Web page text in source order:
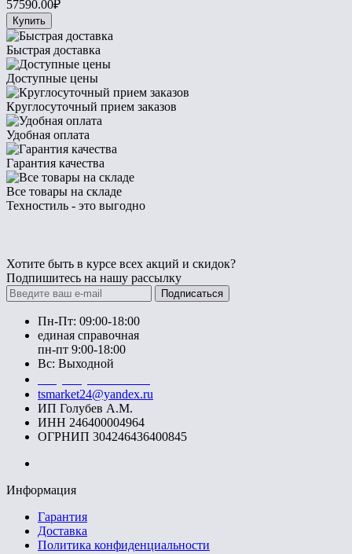
57590.00₽
Купить
Быстрая доставка
Доступные цены
Круглосуточный прием заказов
Удобная оплата
Гарантия качества
Все товары на складе
Техностиль - это выгодно
Хотите быть в курсе всех акций и скидок?
Подпишитесь на нашу рассылку
Подписаться
Пн-Пт: 09:00-18:00
единая справочная
пн-пт 9:00-18:00
Вс: Выходной
tsmarket24@yandex.ru
ИП Голубев А.М.
ИНН 246400004964
ОГРНИП 304246436400845
Информация
Гарантия
Доставка
Политика конфиденциальности